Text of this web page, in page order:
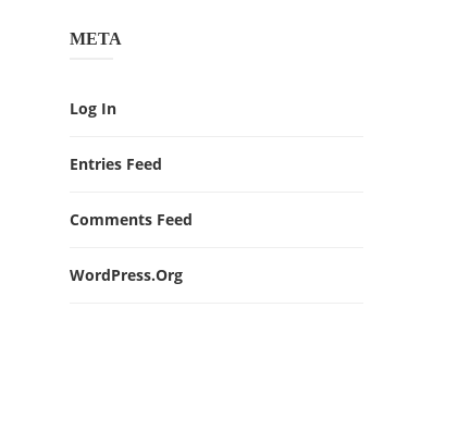
META
Log In
Entries Feed
Comments Feed
WordPress.org